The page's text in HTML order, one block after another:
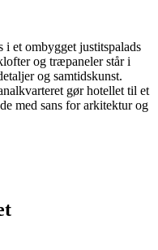
i et ombygget justitspalads
og træpaneler står i
og samtidskunst.
gør hotellet til et
med sans for arkitektur og